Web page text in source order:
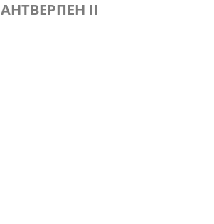
АНТВЕРПЕН II